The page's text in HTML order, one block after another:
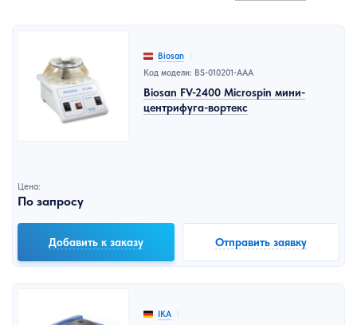
Biosan
Код модели: BS-010201-AAA
Biosan FV-2400 Microspin мини-
центрифуга-вортекс
Цена:
По запросу
Добавить к заказу Отправить заявку
IKA